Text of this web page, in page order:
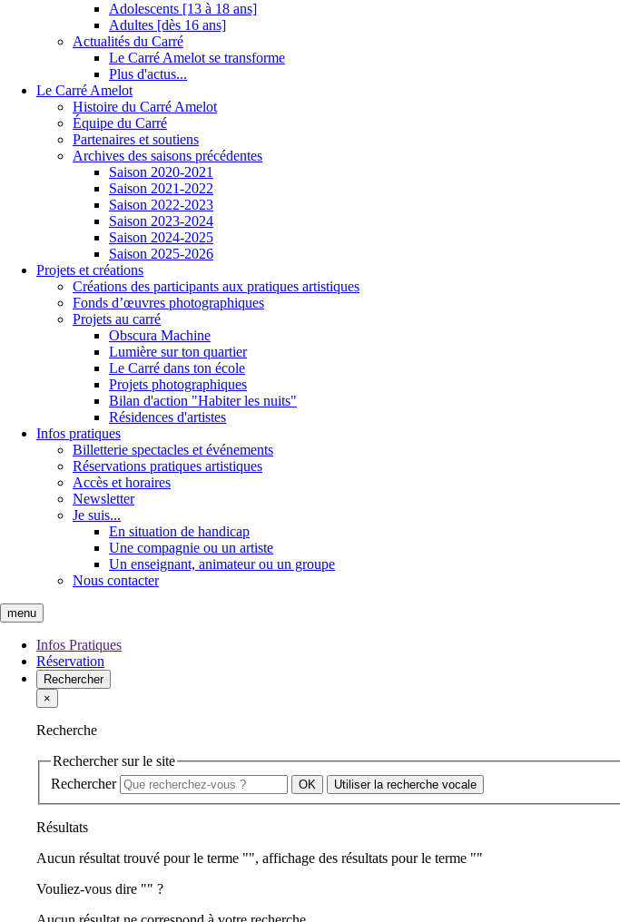
Adolescents [13 à 18 ans]
Adultes [dès 16 ans]
Actualités du Carré
Le Carré Amelot se transforme
Plus d'actus...
Le Carré Amelot
Histoire du Carré Amelot
Équipe du Carré
Partenaires et soutiens
Archives des saisons précédentes
Saison 2020-2021
Saison 2021-2022
Saison 2022-2023
Saison 2023-2024
Saison 2024-2025
Saison 2025-2026
Projets et créations
Créations des participants aux pratiques artistiques
Fonds d’œuvres photographiques
Projets au carré
Obscura Machine
Lumière sur ton quartier
Le Carré dans ton école
Projets photographiques
Bilan d'action "Habiter les nuits"
Résidences d'artistes
Infos pratiques
Billetterie spectacles et événements
Réservations pratiques artistiques
Accès et horaires
Newsletter
Je suis...
En situation de handicap
Une compagnie ou un artiste
Un enseignant, animateur ou un groupe
Nous contacter
menu
Infos Pratiques
Réservation
Rechercher
×
Recherche
Rechercher sur le site
Rechercher
Utiliser la recherche vocale
Résultats
Aucun résultat trouvé pour le terme "", affichage des résultats pour le terme ""
Vouliez-vous dire "" ?